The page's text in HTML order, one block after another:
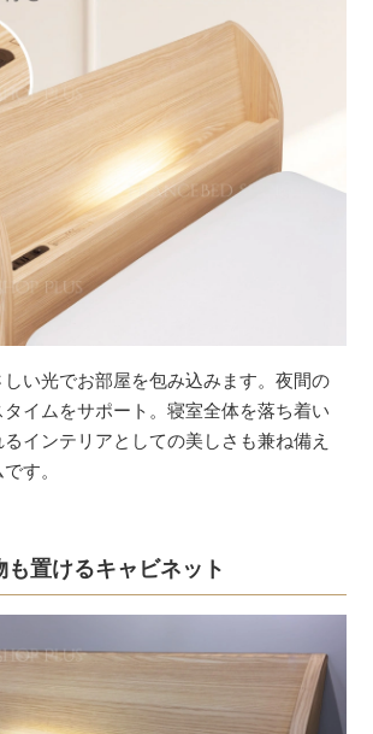
い光でお部屋を包み込みます。夜間の
イムをサポート。寝室全体を落ち着い
インテリアとしての美しさも兼ね備え
す。
も置けるキャビネット